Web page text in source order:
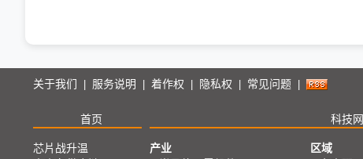
关于我们 服务说明 着作权 隐私权 常见问题
首页 科技网
芯片战升温
产业
区域